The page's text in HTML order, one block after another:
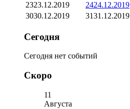
2323.12.2019 2424.12.2019
3030.12.2019 3131.12.2019
Сегодня
Сегодня нет событий
Скоро
11
Августа